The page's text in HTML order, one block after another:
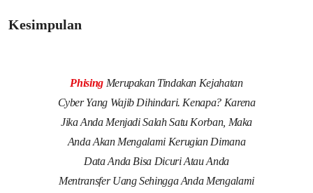
Kesimpulan
PhisingMerupakan Tindakan Kejahatan
Cyber Yang Wajib Dihindari. Kenapa? Karena
Jika Anda Menjadi Salah Satu Korban, Maka
Anda Akan Mengalami Kerugian Dimana
Data Anda Bisa Dicuri Atau Anda
Mentransfer Uang Sehingga Anda Mengalami